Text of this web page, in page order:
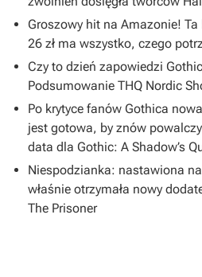
Groszowy hit na Amazonie!
26 zł ma wszystko, czego
Czy to dzień zapowiedzi
Podsumowanie THQ Nordic
Po krytyce fanów Gothica
jest gotowa, by znów
data dla Gothic: A Shadow’s
Niespodzianka: nastawiona
właśnie otrzymała nowy
The Prisoner